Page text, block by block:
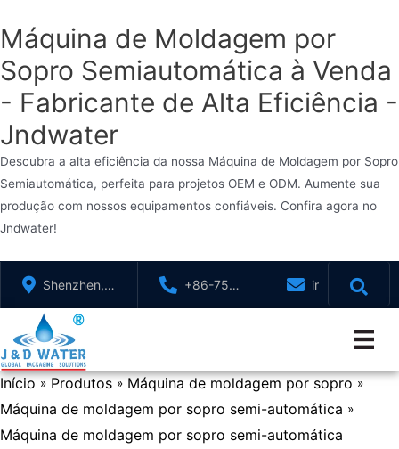
Máquina de Moldagem por
Sopro Semiautomática à Venda
- Fabricante de Alta Eficiência -
Jndwater
Descubra a alta eficiência da nossa Máquina de Moldagem por Sopro
Semiautomática, perfeita para projetos OEM e ODM. Aumente sua
produção com nossos equipamentos confiáveis. Confira agora no
Jndwater!
para
conteúdo
Shenzhen,
GuangDong,
China
+86-755-
88321071
Início » Produtos » Máquina de moldagem por sopro »
Máquina de moldagem por sopro semi-automática »
Máquina de moldagem por sopro semi-automática